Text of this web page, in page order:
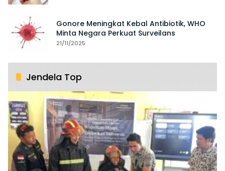
Gonore Meningkat Kebal Antibiotik, WHO
Minta Negara Perkuat Surveilans
21/11/2025
Jendela Top